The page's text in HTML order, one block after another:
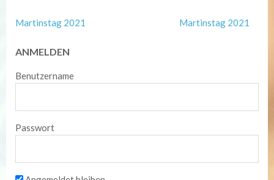
Post
Martinstag 2021 Martinstag 2021
ANMELDEN
Benutzername
Passwort